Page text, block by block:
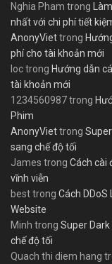
Nghia Pham trong
nhất với chi phí tiết
AnonyViettrong
phí cho tài khoản mới
loctrong Hướng dẫn
tài khoản mới
1234560987trong
Phim
AnonyViettrong
sang chế độ tối
James trong Cách cài
vĩnh viễn
besttrong Cách
Website
Minh trong Super
chế độ tối
Quach thi diem hang